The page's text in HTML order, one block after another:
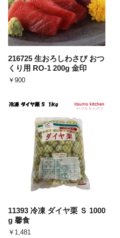
216725 生おろしわさび おつ
くり用 RO-1 200g 金印
￥900
11393 冷凍 ダイヤ栗 Ｓ 1000
g 馨食
￥1,481